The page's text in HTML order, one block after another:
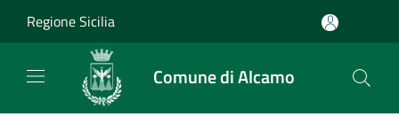
Regione Sicilia
Comune di Alcamo